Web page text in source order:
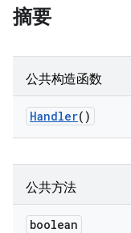
摘要
公共构造函数
Handler()
公共方法
boolean